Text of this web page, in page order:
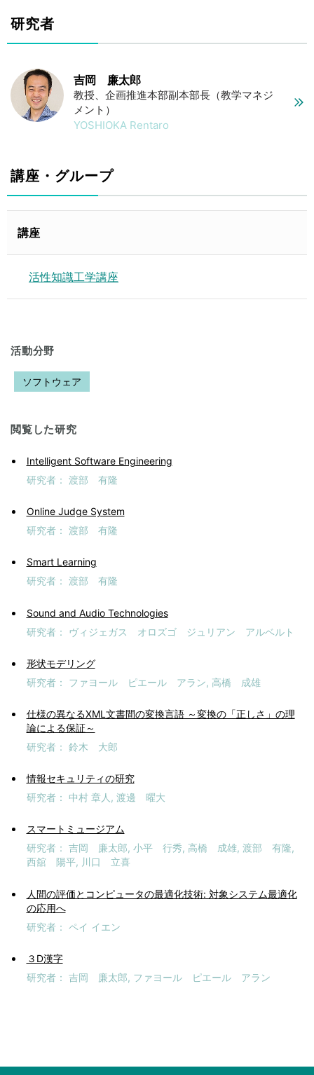
研究者
吉岡 廉太郎
教授、企画推進本部副本部長（教学マネジ
メント）
YOSHIOKA Rentaro
講座・グループ
講座
活性知識工学講座
活動分野
ソフトウェア
閲覧した研究
Intelligent Software Engineering
研究者
渡部 有隆
Online Judge System
研究者
渡部 有隆
Smart Learning
研究者
渡部 有隆
Sound and Audio Technologies
研究者
ヴィジェガス オロズゴ ジュリアン アルベルト
形状モデリング
研究者
ファヨール ピエール アラン 高橋 成雄
仕様の異なるXML文書間の変換言語 ～変換の「正しさ」の理
論による保証～
研究者
鈴木 大郎
情報セキュリティの研究
研究者
中村 章人 渡邊 曜大
スマートミュージアム
研究者
吉岡 廉太郎 小平 行秀 高橋 成雄 渡部 有隆
西舘 陽平
川口 立喜
人間の評価とコンピュータの最適化技術: 対象システム最適化
の応用へ
研究者
ペイ イエン
３D漢字
研究者
吉岡 廉太郎 ファヨール ピエール アラン